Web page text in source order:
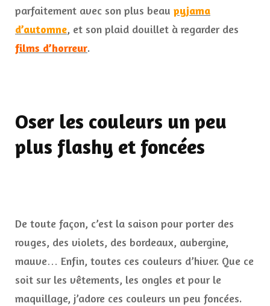
parfaitement avec son plus beau pyjama
d’automne, et son plaid douillet à regarder des
films d’horreur.
Oser les couleurs un peu
plus flashy et foncées
De toute façon, c’est la saison pour porter des
rouges, des violets, des bordeaux, aubergine,
mauve… Enfin, toutes ces couleurs d’hiver. Que ce
soit sur les vêtements, les ongles et pour le
maquillage, j’adore ces couleurs un peu foncées.